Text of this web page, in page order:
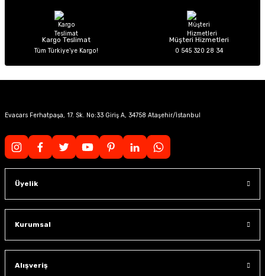
Kargo Teslimat
Tüm Türkiye’ye Kargo!
Müşteri Hizmetleri
0 545 320 28 34
Evacars Ferhatpaşa, 17. Sk. No:33 Giriş A, 34758 Ataşehir/İstanbul
Üyelik
Kurumsal
Alışveriş